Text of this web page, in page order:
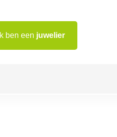
Ik ben een juwelier